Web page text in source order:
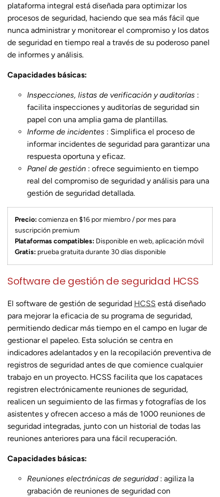
plataforma integral está diseñada para optimizar los
procesos de seguridad, haciendo que sea más fácil que
nunca administrar y monitorear el compromiso y los datos
de seguridad en tiempo real a través de su poderoso panel
de informes y análisis.
Capacidades básicas:
Inspecciones, listas de verificación y auditorías :
facilita inspecciones y auditorías de seguridad sin
papel con una amplia gama de plantillas.
Informe de incidentes : Simplifica el proceso de
informar incidentes de seguridad para garantizar una
respuesta oportuna y eficaz.
Panel de gestión : ofrece seguimiento en tiempo
real del compromiso de seguridad y análisis para una
gestión de seguridad detallada.
Precio:comienza en $16 por miembro / por mes para
suscripción premium
Plataformas compatibles: Disponible en web, aplicación móvil
Gratis: prueba gratuita durante 30 días disponible
Software de gestión de seguridad HCSS
El software de gestión de seguridad HCSS está diseñado
para mejorar la eficacia de su programa de seguridad,
permitiendo dedicar más tiempo en el campo en lugar de
gestionar el papeleo. Esta solución se centra en
indicadores adelantados y en la recopilación preventiva de
registros de seguridad antes de que comience cualquier
trabajo en un proyecto. HCSS facilita que los capataces
registren electrónicamente reuniones de seguridad,
realicen un seguimiento de las firmas y fotografías de los
asistentes y ofrecen acceso a más de 1000 reuniones de
seguridad integradas, junto con un historial de todas las
reuniones anteriores para una fácil recuperación.
Capacidades básicas:
Reuniones electrónicas de seguridad: agiliza la
grabación de reuniones de seguridad con